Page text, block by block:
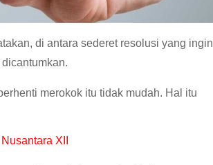
di antara sederet resolusi yang ingin
merokok itu tidak mudah. Hal itu
XII